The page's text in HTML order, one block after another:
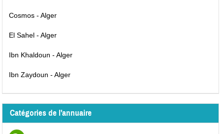
Cosmos - Alger
El Sahel - Alger
Ibn Khaldoun - Alger
Ibn Zaydoun - Alger
Catégories de l'annuaire